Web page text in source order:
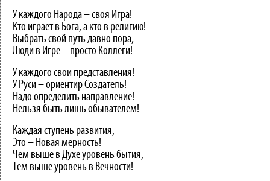
У каждого Народа – своя Игра!
Кто играет в Бога, а кто в религию!
Выбрать свой путь давно пора,
Люди в Игре – просто Коллеги!
У каждого свои представления!
У Руси – ориентир Создатель!
Надо определить направление!
Нельзя быть лишь обывателем!
Каждая ступень развития,
Это – Новая мерность!
Чем выше в Духе уровень бытия,
Тем выше уровень в Вечности!